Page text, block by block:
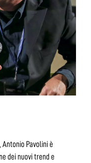
Pavolini è
dei nuovi trend e